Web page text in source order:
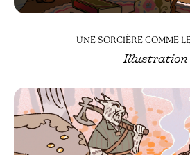
UNE SORCIÈRE COMME
Illustration